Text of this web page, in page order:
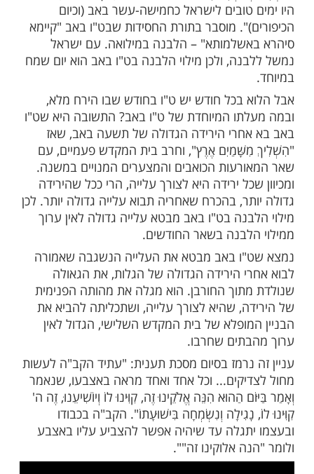
עוד תוכן חדש ומפתיע! התחברו לכל
שלנו בתהיליםבלחיצה כאן >>>​
השבוע" מובא מאמר מיוחד המסביר מדוע
הוא יום כה מיוחד לישראל.
המשנה אומרת (סוף תענית): "לא
טובים לישראל כחמישה-עשר באב (וכיום
מוסבר בתורת החסידות שבט"ו באב "קיימא
– הלבנה במילואה. עם ישראל
ולכן מילוי הלבנה בט"ו באב הוא יום שמח
בכל חודש יש ט"ו בחודש שבו הירח מלא,
המיוחדת של ט"ו באב? התשובה היא שט"ו
הירידה הגדולה של תשעה באב, שאז
אֶרֶץ", וחרב בית המקדש פעמיים, עם
הכואבים והמצערים המנויים במשנה.
ירידה היא לצורך עלייה, הרי ככל שהירידה
בהכרח שאחריה תבוא עלייה גדולה יותר. לכן
בט"ו באב מבטא עלייה גדולה לאין ערוך
בשאר החודשים.